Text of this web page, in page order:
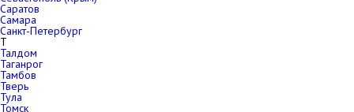
Саратов
Самара
Санкт-Петербург
Т
Талдом
Таганрог
Тамбов
Тверь
Тула
Томск